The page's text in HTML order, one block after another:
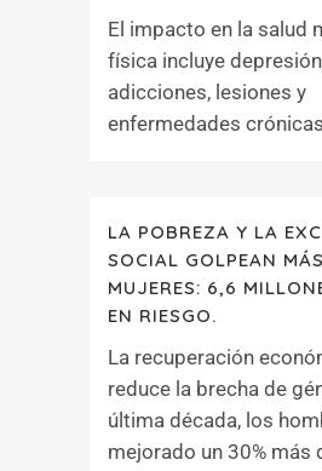
El impacto en la salud
física incluye
adicciones, lesiones y
enfermedades
LA POBREZA Y LA
SOCIAL GOLPEAN
MUJERES: 6,6
EN RIESGO.
La recuperación
reduce la brecha de
última década, los
mejorado un 30% más